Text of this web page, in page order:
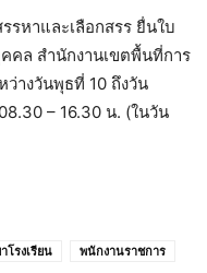
รหาและเลือกสรร ยื่นใบ
คล สำนักงานเขตพื้นที่การ
างวันพุธที่ 10 ถึงวัน
– 16.30 น. (ในวัน
โรงเรียน พนักงานราชการ